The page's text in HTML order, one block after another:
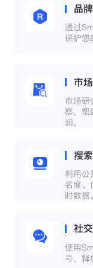
品
通过
保护您
市
市场研
察，帮
润。
搜
利用公
名度。
时数据。
社
使用
号，释